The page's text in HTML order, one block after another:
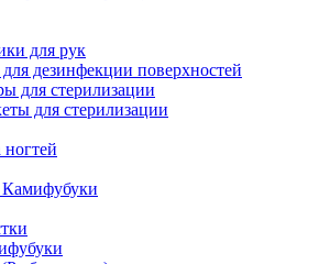
для рук
дезинфекции поверхностей
для стерилизации
для стерилизации
ногтей
Камифубуки